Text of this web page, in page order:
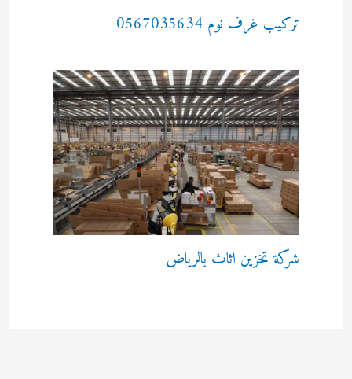
تركيب غرف نوم 0567035634
شركة تخزين اثاث بالرياض